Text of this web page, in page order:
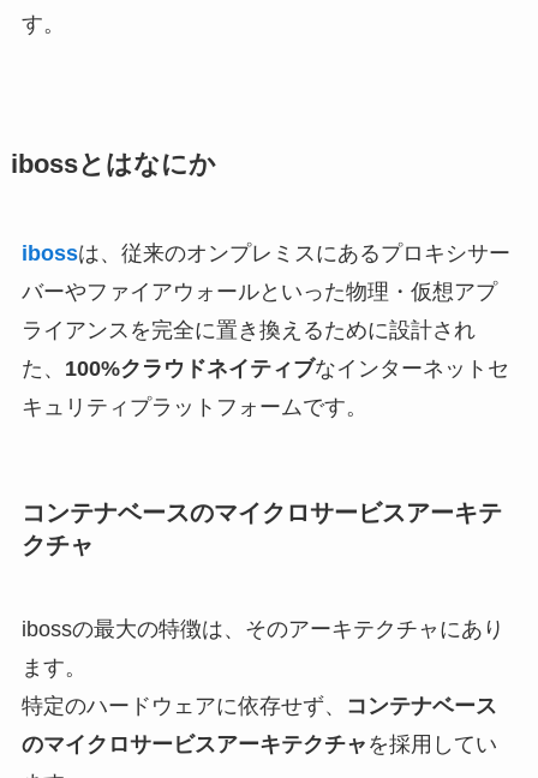
す。
ibossとはなにか
ibossは、従来のオンプレミスにあるプロキシサー
バーやファイアウォールといった物理・仮想アプ
ライアンスを完全に置き換えるために設計され
た、 100%クラウドネイティブなインターネットセ
キュリティプラットフォームです。
コンテナベースのマイクロサービスアーキテ
クチャ
ibossの最大の特徴は、そのアーキテクチャにあり
ます。
特定のハードウェアに依存せず、
コンテナベース
のマイクロサービスアーキテクチャ を採用してい